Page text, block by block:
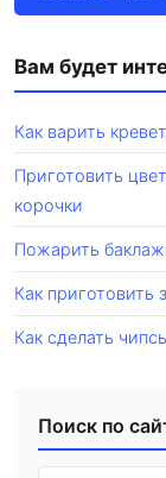
Вам будет
Как варить
Приготовить
корочки
Пожарить
Как
Как сделать
Поиск по